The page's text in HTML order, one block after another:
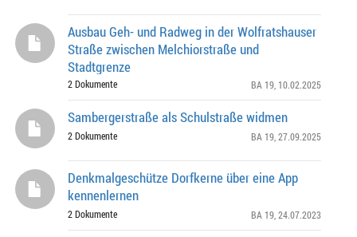
Ausbau Geh- und Radweg in der Wolfratshauser
Straße zwischen Melchiorstraße und
Stadtgrenze
2 Dokumente BA 19 , 10.02.2025
Sambergerstraße als Schulstraße widmen
2 Dokumente BA 19 , 27.09.2025
Denkmalgeschütze Dorfkerne über eine App
kennenlernen
2 Dokumente BA 19 , 24.07.2023